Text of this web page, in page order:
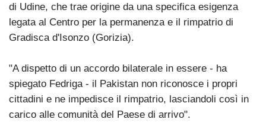
di Udine, che trae origine da una specifica esigenza
legata al Centro per la permanenza e il rimpatrio di
Gradisca d'Isonzo (Gorizia).
"A dispetto di un accordo bilaterale in essere - ha
spiegato Fedriga - il Pakistan non riconosce i propri
cittadini e ne impedisce il rimpatrio, lasciandoli così in
carico alle comunità del Paese di arrivo".